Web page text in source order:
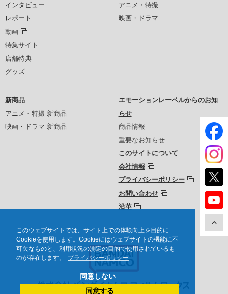
このウェブサイトでは、サイト上での体験向上を目的に
Cookieを使用します。Cookieにはウェブサイトの機能に不
可欠なものと、利用状況の測定の目的で使用されているも
のが存在します。
プライバシーポリシー
同意しない
同意する
インタビュー
レポート
動画
特集サイト
店舗特典
グッズ
アニメ・特撮
映画・ドラマ
新商品
アニメ・特撮 新商品
映画・ドラマ 新商品
エモーションレーベルからのお知
らせ
商品情報
重要なお知らせ
このサイトについて
会社情報
プライバシーポリシー
お問い合わせ
沿革